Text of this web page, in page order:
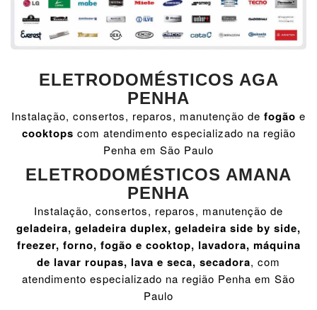
ELETRODOMÉSTICOS AGA
PENHA
Instalação, consertos, reparos, manutenção de fogão e
cooktops com atendimento especializado na região
Penha em São Paulo
ELETRODOMÉSTICOS AMANA
PENHA
Instalação, consertos, reparos, manutenção de
geladeira, geladeira duplex, geladeira side by side,
freezer, forno, fogão e cooktop, lavadora, máquina
de lavar roupas, lava e seca, secadora, com
atendimento especializado na região Penha em São
Paulo